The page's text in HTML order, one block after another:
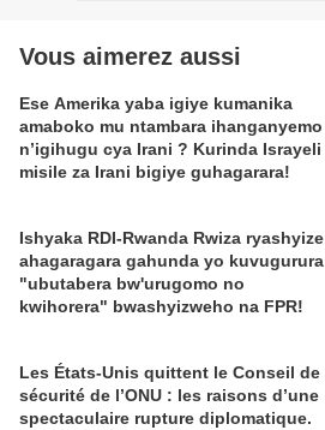
Vous aimerez aussi
Ese Amerika yaba igiye kumanika
amaboko mu ntambara ihanganyemo
n’igihugu cya Irani ? Kurinda Israyeli
misile za Irani bigiye guhagarara!
Ishyaka RDI-Rwanda Rwiza ryashyize
ahagaragara gahunda yo kuvugurura
"ubutabera bw'urugomo no
kwihorera" bwashyizweho na FPR!
Les États-Unis quittent le Conseil de
sécurité de l’ONU : les raisons d’une
spectaculaire rupture diplomatique.